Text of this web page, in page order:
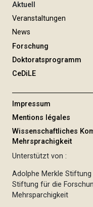
Aktuell
Veranstaltungen
News
Forschung
Doktoratsprogramm
CeDiLE
Impressum
Mentions légales
Wissenschaftliches
Mehrsprachigkeit
Unterstützt von :
Adolphe Merkle Stiftung
Stiftung für die
Mehrsparchigkeit